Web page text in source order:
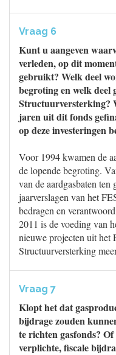
Vraag 6
Kunt u aangeven
verleden, op dit
gebruikt? Welk deel
begroting en welk deel
Structuurversterking?
jaren uit dit fonds
op deze investeringen
Voor 1994 kwamen de
de lopende begroting.
van de aardgasbaten
jaarverslagen van het
bedragen en
2011 is de voeding van
nieuwe projecten uit het
Structuurversterking
Vraag 7
Klopt het dat
bijdrage zouden
te richten gasfonds?
verplichte, fiscale